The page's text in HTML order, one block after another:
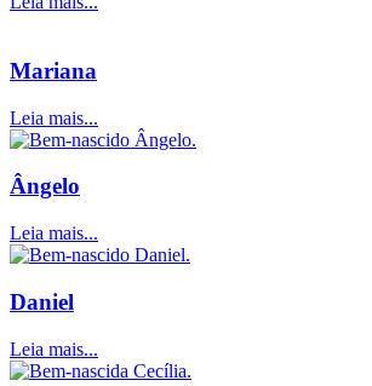
Mariana
Leia mais...
Ângelo
Leia mais...
Daniel
Leia mais...